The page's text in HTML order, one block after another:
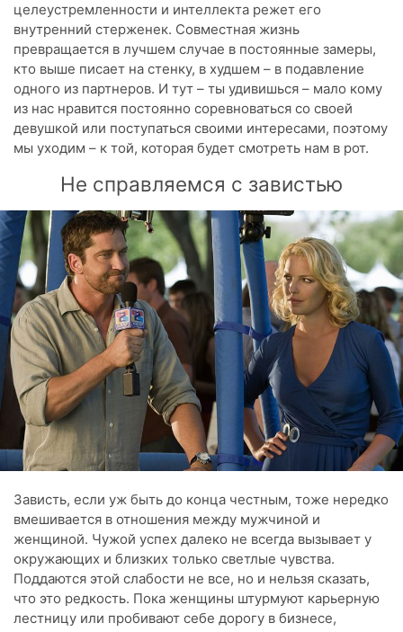
целеустремленности и интеллекта режет его
внутренний стерженек. Совместная жизнь
превращается в лучшем случае в постоянные замеры,
кто выше писает на стенку, в худшем – в подавление
одного из партнеров. И тут – ты удивишься – мало кому
из нас нравится постоянно соревноваться со своей
девушкой или поступаться своими интересами, поэтому
мы уходим – к той, которая будет смотреть нам в рот.
Не справляемся с завистью
Зависть, если уж быть до конца честным, тоже нередко
вмешивается в отношения между мужчиной и
женщиной. Чужой успех далеко не всегда вызывает у
окружающих и близких только светлые чувства.
Поддаются этой слабости не все, но и нельзя сказать,
что это редкость. Пока женщины штурмуют карьерную
лестницу или пробивают себе дорогу в бизнесе,